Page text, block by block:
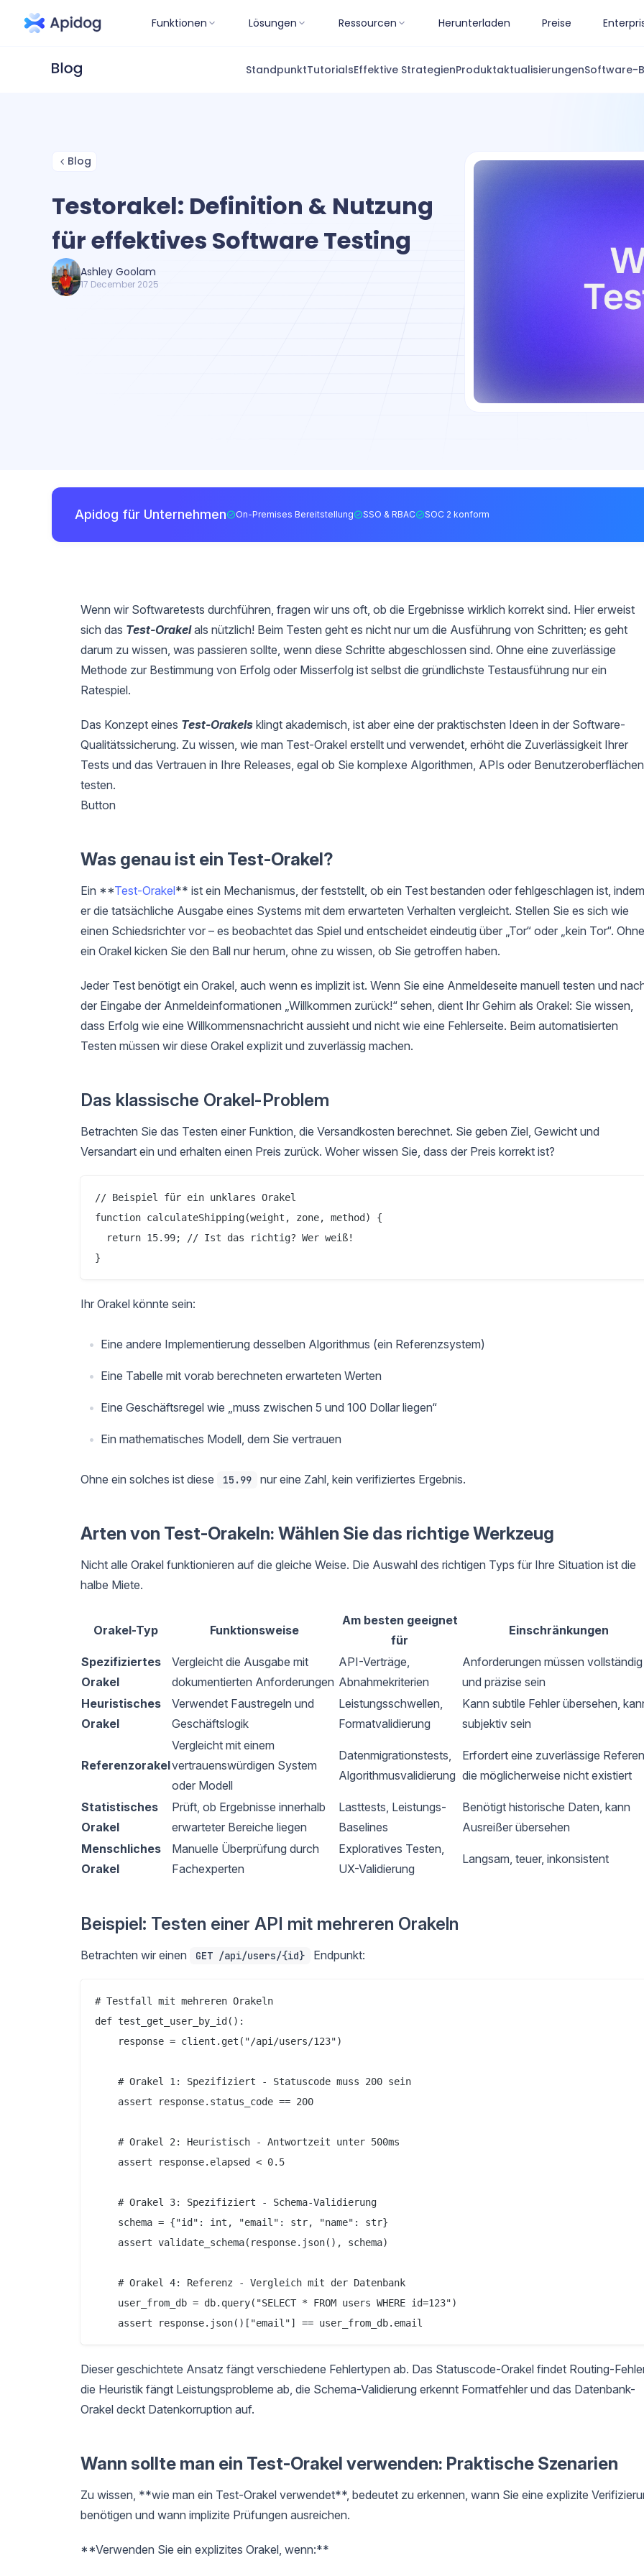
Funktionen Lösungen Ressourcen Herunterladen Preise
StandpunktTutorialsEffektive StrategienProduktaktualisierungenSoftware-
Blog
Testorakel: Definition & Nutzung
für effektives Software Testing
Ashley Goolam
17 December 2025
Apidog für Unternehmen On-Premises Bereitstellung SSO & RBAC SOC 2 konform
Wenn wir Softwaretests durchführen, fragen wir uns oft, ob die Ergebnisse wirklich korrekt sind. Hier erweist
sich das Test-Orakelals nützlich! Beim Testen geht es nicht nur um die Ausführung von Schritten; es geht
darum zu wissen, was passieren sollte, wenn diese Schritte abgeschlossen sind. Ohne eine zuverlässige
Methode zur Bestimmung von Erfolg oder Misserfolg ist selbst die gründlichste Testausführung nur ein
Ratespiel.
Das Konzept eines Test-Orakels klingt akademisch, ist aber eine der praktischsten Ideen in der Software-
Qualitätssicherung. Zu wissen, wie man Test-Orakel erstellt und verwendet, erhöht die Zuverlässigkeit Ihrer
Tests und das Vertrauen in Ihre Releases, egal ob Sie komplexe Algorithmen, APIs oder Benutzeroberflächen
testen.
Button
Was genau ist ein Test-Orakel?
Ein **Test-Orakel** ist ein Mechanismus, der feststellt, ob ein Test bestanden oder fehlgeschlagen ist, indem
er die tatsächliche Ausgabe eines Systems mit dem erwarteten Verhalten vergleicht. Stellen Sie es sich wie
einen Schiedsrichter vor – es beobachtet das Spiel und entscheidet eindeutig über „Tor“ oder „kein Tor“. Ohne
ein Orakel kicken Sie den Ball nur herum, ohne zu wissen, ob Sie getroffen haben.
Jeder Test benötigt ein Orakel, auch wenn es implizit ist. Wenn Sie eine Anmeldeseite manuell testen und
der Eingabe der Anmeldeinformationen „Willkommen zurück!“ sehen, dient Ihr Gehirn als Orakel: Sie wissen,
dass Erfolg wie eine Willkommensnachricht aussieht und nicht wie eine Fehlerseite. Beim automatisierten
Testen müssen wir diese Orakel explizit und zuverlässig machen.
Das klassische Orakel-Problem
Betrachten Sie das Testen einer Funktion, die Versandkosten berechnet. Sie geben Ziel, Gewicht und
Versandart ein und erhalten einen Preis zurück. Woher wissen Sie, dass der Preis korrekt ist?
// Beispiel für ein unklares Orakel
function calculateShipping(weight, zone, method) {
  return 15.99; // Ist das richtig? Wer weiß!
Ihr Orakel könnte sein:
Eine andere Implementierung desselben Algorithmus (ein Referenzsystem)
Eine Tabelle mit vorab berechneten erwarteten Werten
Eine Geschäftsregel wie „muss zwischen 5 und 100 Dollar liegen“
Ein mathematisches Modell, dem Sie vertrauen
Ohne ein solches ist diese 15.99 nur eine Zahl, kein verifiziertes Ergebnis.
Arten von Test-Orakeln: Wählen Sie das richtige Werkzeug
Nicht alle Orakel funktionieren auf die gleiche Weise. Die Auswahl des richtigen Typs für Ihre Situation ist die
halbe Miete.
Orakel-Typ Funktionsweise
Am besten geeignet
für
Einschränkungen
Spezifiziertes
Orakel
Vergleicht die Ausgabe mit
dokumentierten Anforderungen
API-Verträge,
Abnahmekriterien
Anforderungen müssen vollständig
und präzise sein
Heuristisches
Orakel
Verwendet Faustregeln und
Geschäftslogik
Leistungsschwellen,
Formatvalidierung
Kann subtile Fehler übersehen,
subjektiv sein
Referenzorakel
Vergleicht mit einem
vertrauenswürdigen System
oder Modell
Datenmigrationstests,
Algorithmusvalidierung
Erfordert eine zuverlässige
die möglicherweise nicht existiert
Statistisches
Orakel
Prüft, ob Ergebnisse innerhalb
erwarteter Bereiche liegen
Lasttests, Leistungs-
Baselines
Benötigt historische Daten, kann
Ausreißer übersehen
Menschliches
Orakel
Manuelle Überprüfung durch
Fachexperten
Exploratives Testen,
UX-Validierung
Langsam, teuer, inkonsistent
Beispiel: Testen einer API mit mehreren Orakeln
Betrachten wir einen GET /api/users/{id} Endpunkt:
# Testfall mit mehreren Orakeln
def test_get_user_by_id():
    response = client.get("/api/users/123")
    # Orakel 1: Spezifiziert - Statuscode muss 200 sein
    assert response.status_code == 200
    # Orakel 2: Heuristisch - Antwortzeit unter 500ms
    assert response.elapsed < 0.5
    # Orakel 3: Spezifiziert - Schema-Validierung
    schema = {"id": int, "email": str, "name": str}
    assert validate_schema(response.json(), schema)
    # Orakel 4: Referenz - Vergleich mit der Datenbank
    user_from_db = db.query("SELECT * FROM users WHERE id=123")
Dieser geschichtete Ansatz fängt verschiedene Fehlertypen ab. Das Statuscode-Orakel findet Routing-
die Heuristik fängt Leistungsprobleme ab, die Schema-Validierung erkennt Formatfehler und das Datenbank-
Orakel deckt Datenkorruption auf.
Wann sollte man ein Test-Orakel verwenden: Praktische Szenarien
Zu wissen, **wie man ein Test-Orakel verwendet**, bedeutet zu erkennen, wann Sie eine explizite
benötigen und wann implizite Prüfungen ausreichen.
**Verwenden Sie ein explizites Orakel, wenn:**